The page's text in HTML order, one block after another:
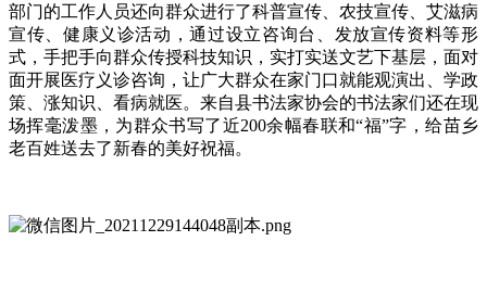
部门的工作人员还向群众进行了科普宣传、农技宣传、艾滋病
宣传、健康义诊活动，通过设立咨询台、发放宣传资料等形
式，手把手向群众传授科技知识，实打实送文艺下基层，面对
面开展医疗义诊咨询，让广大群众在家门口就能观演出、学政
策、涨知识、看病就医。来自县书法家协会的书法家们还在现
场挥毫泼墨，为群众书写了近200余幅春联和“福”字，给苗乡
老百姓送去了新春的美好祝福。